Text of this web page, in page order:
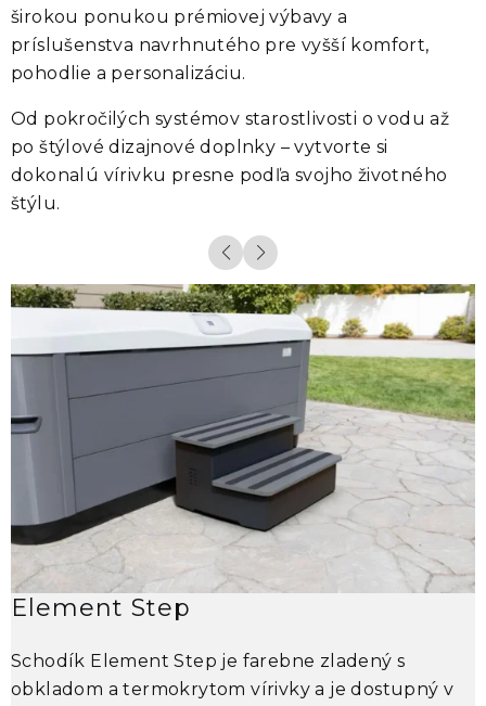
širokou ponukou prémiovej výbavy a
príslušenstva navrhnutého pre vyšší komfort,
pohodlie a personalizáciu.
Od pokročilých systémov starostlivosti o vodu až
po štýlové dizajnové doplnky – vytvorte si
dokonalú vírivku presne podľa svojho životného
štýlu.
Element Step
Schodík Element Step je farebne zladený s
obkladom a termokrytom vírivky a je dostupný v